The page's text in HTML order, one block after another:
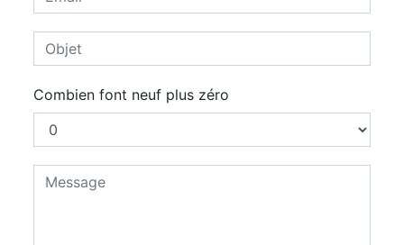
Combien font neuf plus zéro